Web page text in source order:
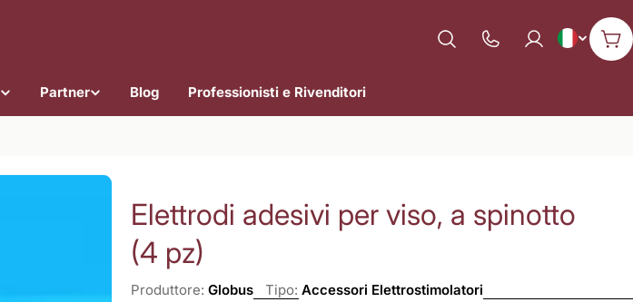
Mostra
di
L
n
a
Italiano
Partner Blog Professionisti e Rivenditori
Elettrodi adesivi per viso, a spinotto
(4 pz)
Produttore: Globus Tipo: Accessori Elettrostimolatori